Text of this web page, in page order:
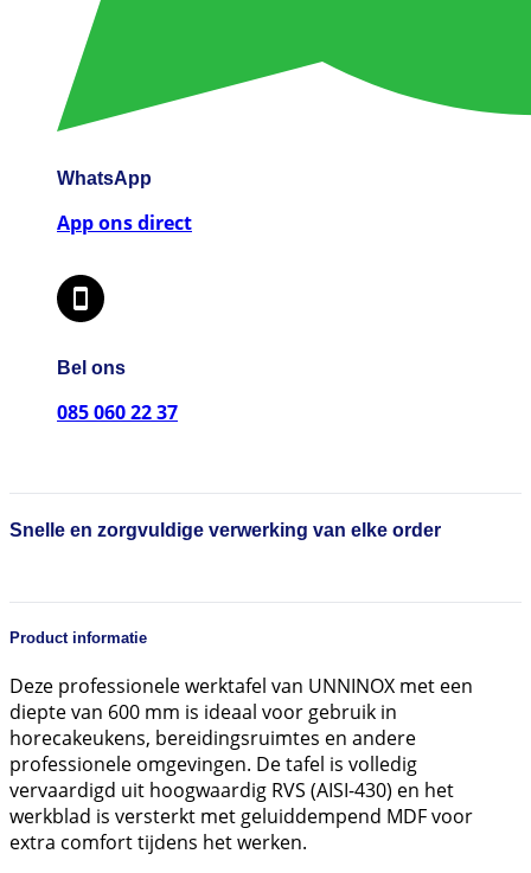
WhatsApp
App ons direct
Bel ons
085 060 22 37
Snelle en zorgvuldige verwerking van elke order
Product informatie
Deze professionele werktafel van UNNINOX met een
diepte van 600 mm is ideaal voor gebruik in
horecakeukens, bereidingsruimtes en andere
professionele omgevingen. De tafel is volledig
vervaardigd uit hoogwaardig RVS (AISI-430) en het
werkblad is versterkt met geluiddempend MDF voor
extra comfort tijdens het werken.